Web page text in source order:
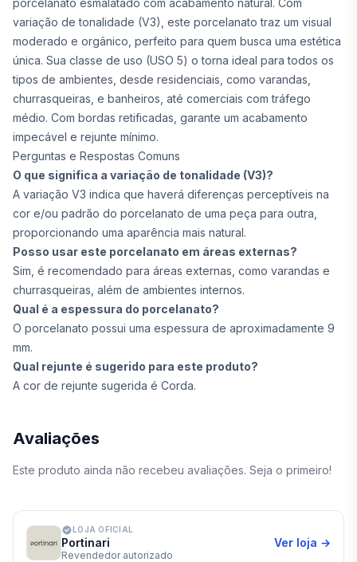
porcelanato esmalatado com acabamento natural. Com
variação de tonalidade (V3), este porcelanato traz um visual
moderado e orgânico, perfeito para quem busca uma estética
única. Sua classe de uso (USO 5) o torna ideal para todos os
tipos de ambientes, desde residenciais, como varandas,
churrasqueiras, e banheiros, até comerciais com tráfego
médio. Com bordas retificadas, garante um acabamento
impecável e rejunte mínimo.
Perguntas e Respostas Comuns
O que significa a variação de tonalidade (V3)?
A variação V3 indica que haverá diferenças perceptíveis na
cor e/ou padrão do porcelanato de uma peça para outra,
proporcionando uma aparência mais natural.
Posso usar este porcelanato em áreas externas?
Sim, é recomendado para áreas externas, como varandas e
churrasqueiras, além de ambientes internos.
Qual é a espessura do porcelanato?
O porcelanato possui uma espessura de aproximadamente 9
mm.
Qual rejunte é sugerido para este produto?
A cor de rejunte sugerida é Corda.
Avaliações
Este produto ainda não recebeu avaliações. Seja o primeiro!
LOJA OFICIAL
Portinari
Revendedor autorizado
Ver loja →